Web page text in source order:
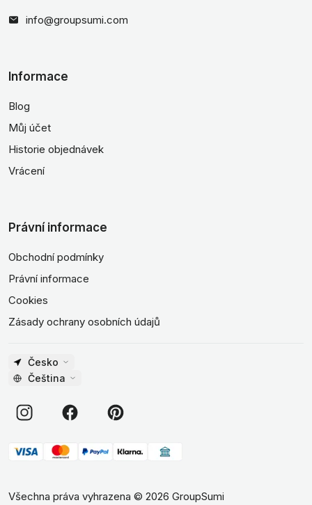
info@groupsumi.com
Informace
Blog
Můj účet
Historie objednávek
Vrácení
Právní informace
Obchodní podmínky
Právní informace
Cookies
Zásady ochrany osobních údajů
Česko
Čeština
Všechna práva vyhrazena © 2026 GroupSumi